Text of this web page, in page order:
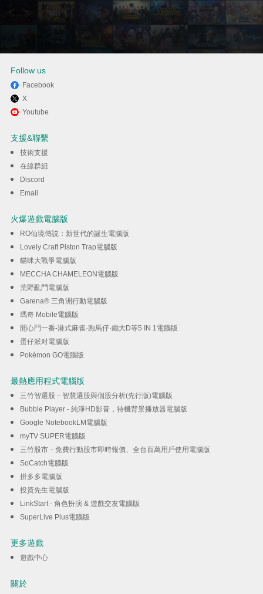
透過逍遙享受在電腦上玩天天玩
Follow us
Facebook
X
Youtube
支援&聯繫
技術支援
在線群組
Discord
Email
火爆遊戲電腦版
RO仙境傳説：新世代的誕生電腦版
Lovely Craft Piston Trap電腦版
貓咪大戰爭電腦版
MECCHA CHAMELEON電腦版
荒野亂鬥電腦版
Garena® 三角洲行動電腦版
瑪奇 Mobile電腦版
開心鬥一番-港式麻雀·跑馬仔·鋤大D等5 IN 1電腦版
蛋仔派对電腦版
Pokémon GO電腦版
最熱應用程式電腦版
三竹智選股－智慧選股與個股分析(先行版)電腦版
Bubble Player - 純淨HD影音，待機背景播放器電腦版
Google NotebookLM電腦版
myTV SUPER電腦版
三竹股市－免費行動股市即時報價、全台百萬用戶使用電腦版
SoCatch電腦版
拼多多電腦版
投資先生電腦版
LinkStart - 角色扮演 & 遊戲交友電腦版
SuperLive Plus電腦版
更多遊戲
遊戲中心
關於